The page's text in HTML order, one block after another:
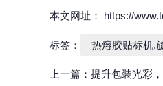
本文网址： https://
标签： 热熔胶贴标机,
上一篇： 提升包装光彩